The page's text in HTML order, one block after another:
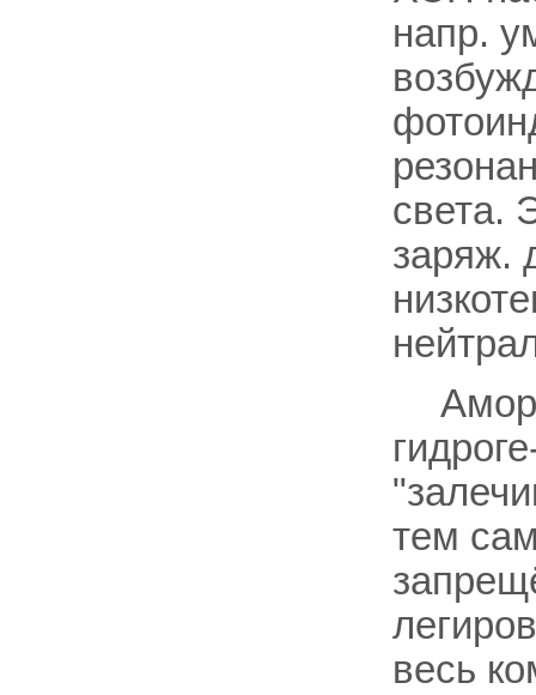
напр.
света.
заряж.
тем
весь